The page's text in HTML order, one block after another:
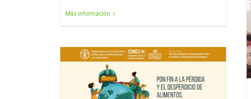
Más información